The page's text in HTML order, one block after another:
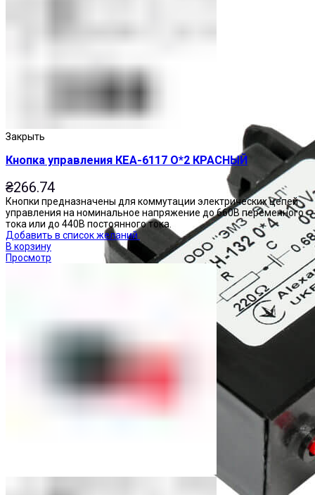
Закрыть
Кнопка управления КЕА-6117 О*2 КРАСНЫЙ
₴266.74
Кнопки предназначены для коммутации электрических цепей
управления на номинальное напряжение до 660В переменного
тока или до 440В постоянного тока.
Добавить в список желаний
В корзину
Просмотр